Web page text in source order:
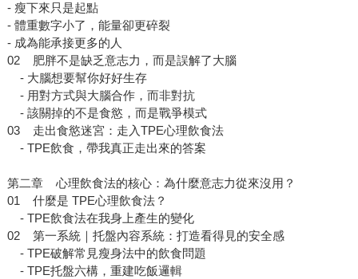
- 瘦下來只是起點
- 體重數字小了，能量卻更碎裂
- 成為能承接更多的人
02 肥胖不是缺乏意志力，而是誤解了大腦
- 大腦想要幫你好好生存
- 用對方式與大腦合作，而非對抗
- 該關掉的不是食慾，而是戰爭模式
03 走出食慾迷宮：走入TPE心理飲食法
- TPE飲食，帶我真正走出來的答案
第二章 心理飲食法的核心：為什麼意志力從來沒用？
01 什麼是 TPE心理飲食法？
- TPE飲食法在我身上產生的變化
02 第一系統｜托盤內容系統：打造看得見的安全感
- TPE破解常見瘦身法中的飲食問題
- TPE托盤六構，重建吃飯邏輯